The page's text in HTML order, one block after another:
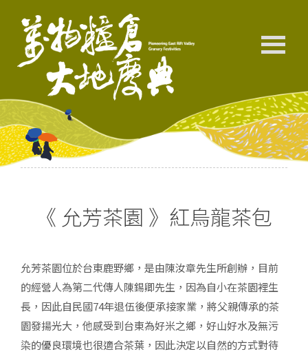
《 允芳茶園 》紅烏龍茶包
允芳茶園位於台東鹿野鄉，是由陳汝章先生所創辦，目前
的經營人為第二代傳人陳錫卿先生，因為自小在茶園裡生
長，因此自民國74年退伍後便承接家業，將父親傳承的茶
園發揚光大，他感受到台東為好米之鄉，好山好水及無污
染的優良環境也很適合茶葉，因此決定以自然的方式對待